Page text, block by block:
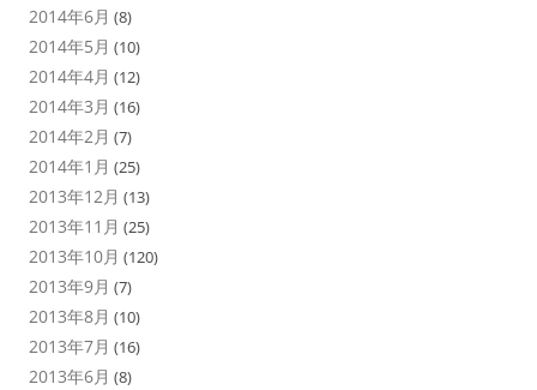
2014年6月 (8)
2014年5月 (10)
2014年4月 (12)
2014年3月 (16)
2014年2月 (7)
2014年1月 (25)
2013年12月 (13)
2013年11月 (25)
2013年10月 (120)
2013年9月 (7)
2013年8月 (10)
2013年7月 (16)
2013年6月 (8)